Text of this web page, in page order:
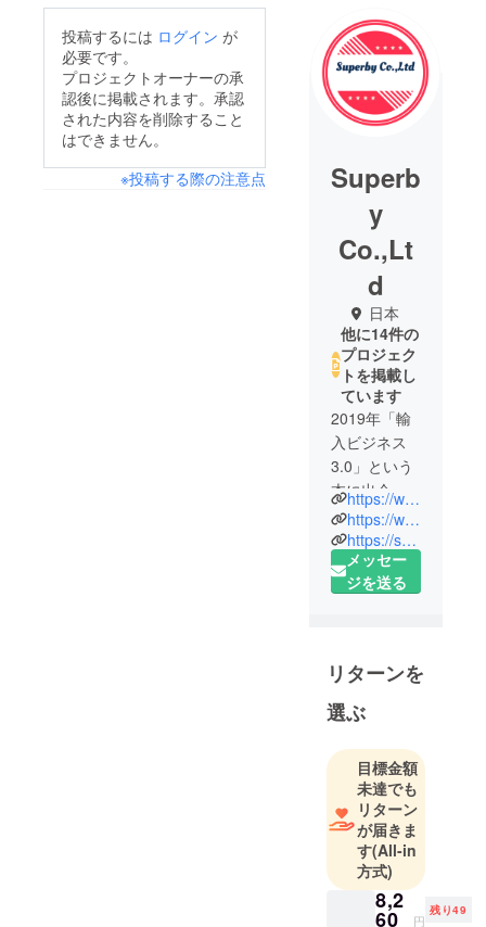
投稿するには ログイン が
必要です。
プロジェクトオーナーの承
認後に掲載されます。承認
された内容を削除すること
はできません。
※投稿する際の注意点
Superb
y
Co.,Lt
d
日本
他に14件の
プロジェク
トを掲載し
ています
2019年「輸
入ビジネス
3.0」という
本に出会
い、物販の
世界へ踏み
出しまし
た。
利・ワクワ
クする商品
を見つけ、
ご紹介して
いきます。
皆様が笑顔
になるよう
な商品を、
これからも
探していき
たいと、
https://www.instagram.com/superby_2/
https://www.facebook.com/profile.php?id=100089749253019
https://superby.net
メッセー
ジを送る
リターンを
選ぶ
目標金額
未達でも
リターン
が届きま
す(All-in
方式)
8,2
60 円
残り49